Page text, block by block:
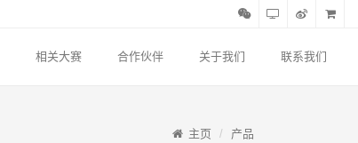
相关大赛 合作伙伴 关于我们 联系我们
主页 产品